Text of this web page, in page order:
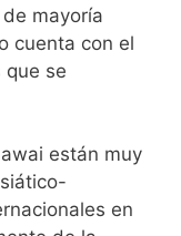
mayoría
cuenta con el
que se
están muy
en